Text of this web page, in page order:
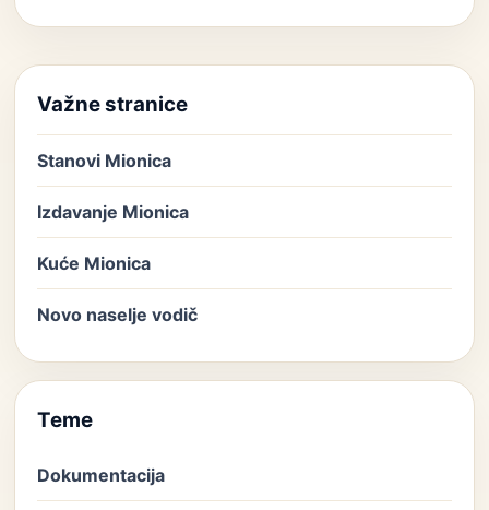
Važne stranice
Stanovi Mionica
Izdavanje Mionica
Kuće Mionica
Novo naselje vodič
Teme
Dokumentacija